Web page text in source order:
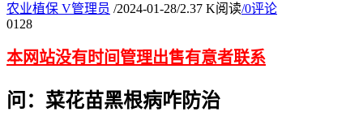
农业植保 V管理员 /2024-01-28/2.37 K阅读/0评论
01 28
本网站没有时间管理出售有意者联系
问：菜花苗黑根病咋防治